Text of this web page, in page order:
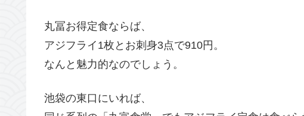
丸冨お得定食ならば、
アジフライ1枚とお刺身3点で910円。
なんと魅力的なのでしょう。
池袋の東口にいれば、